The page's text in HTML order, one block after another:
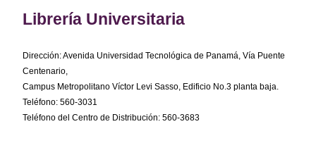
Librería Universitaria
Dirección: Avenida Universidad Tecnológica de Panamá, Vía Puente
Centenario,
Campus Metropolitano Víctor Levi Sasso, Edificio No.3 planta baja.
Teléfono: 560-3031
Teléfono del Centro de Distribución: 560-3683